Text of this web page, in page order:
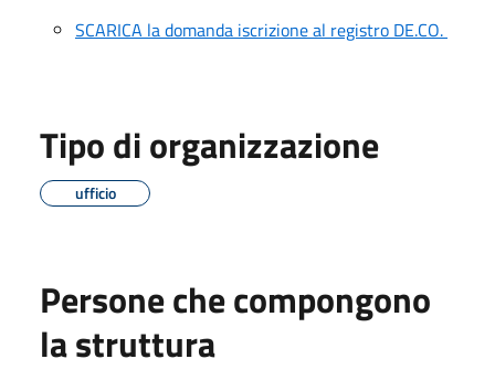
SCARICA la domanda iscrizione al registro DE.CO.
Tipo di organizzazione
ufficio
Persone che compongono
la struttura